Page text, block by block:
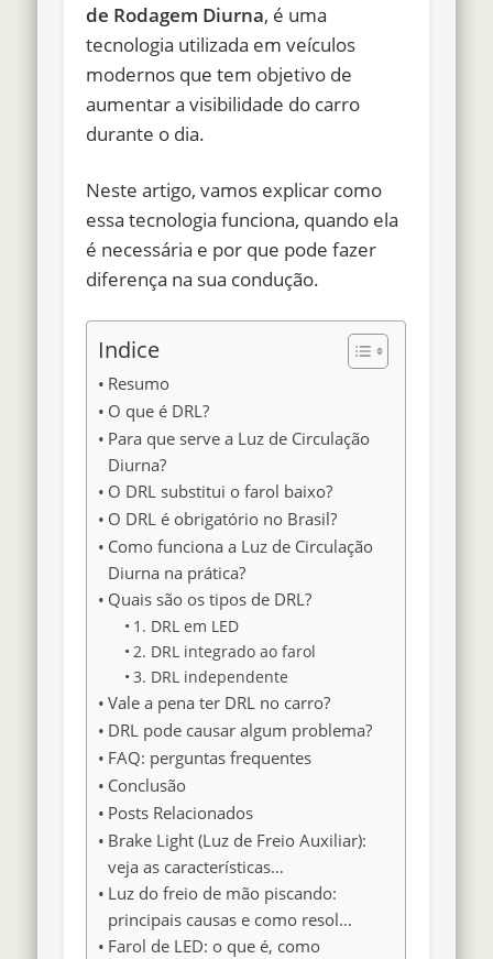
de Rodagem Diurna, é uma
tecnologia utilizada em veículos
modernos que tem objetivo de
aumentar a visibilidade do carro
durante o dia.
Neste artigo, vamos explicar como
essa tecnologia funciona, quando ela
é necessária e por que pode fazer
diferença na sua condução.
Indice
Resumo
O que é DRL?
Para que serve a Luz de Circulação
Diurna?
O DRL substitui o farol baixo?
O DRL é obrigatório no Brasil?
Como funciona a Luz de Circulação
Diurna na prática?
Quais são os tipos de DRL?
1. DRL em LED
2. DRL integrado ao farol
3. DRL independente
Vale a pena ter DRL no carro?
DRL pode causar algum problema?
FAQ: perguntas frequentes
Conclusão
Posts Relacionados
Brake Light (Luz de Freio Auxiliar):
veja as características…
Luz do freio de mão piscando:
principais causas e como resol…
Farol de LED: o que é, como